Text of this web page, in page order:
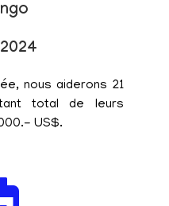
nous aiderons 21
total de leurs
US$.